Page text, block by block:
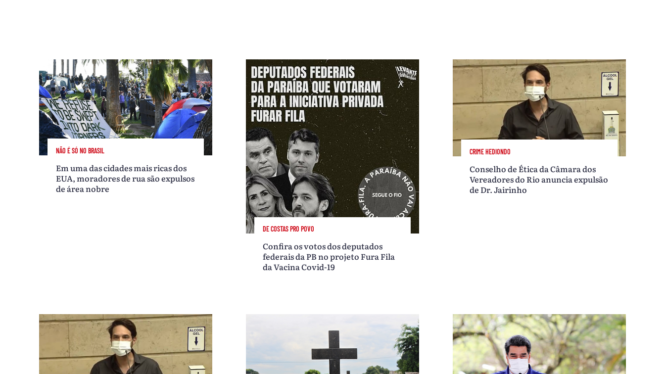
NÃO É SÓ NO BRASIL
Em uma das cidades mais ricas dos
EUA, moradores de rua são expulsos
de área nobre
DE COSTAS PRO POVO
Confira os votos dos deputados
federais da PB no projeto Fura Fila
da Vacina Covid-19
CRIME HEDIONDO
Conselho de Ética da Câmara dos
Vereadores do Rio anuncia expulsão
de Dr. Jairinho